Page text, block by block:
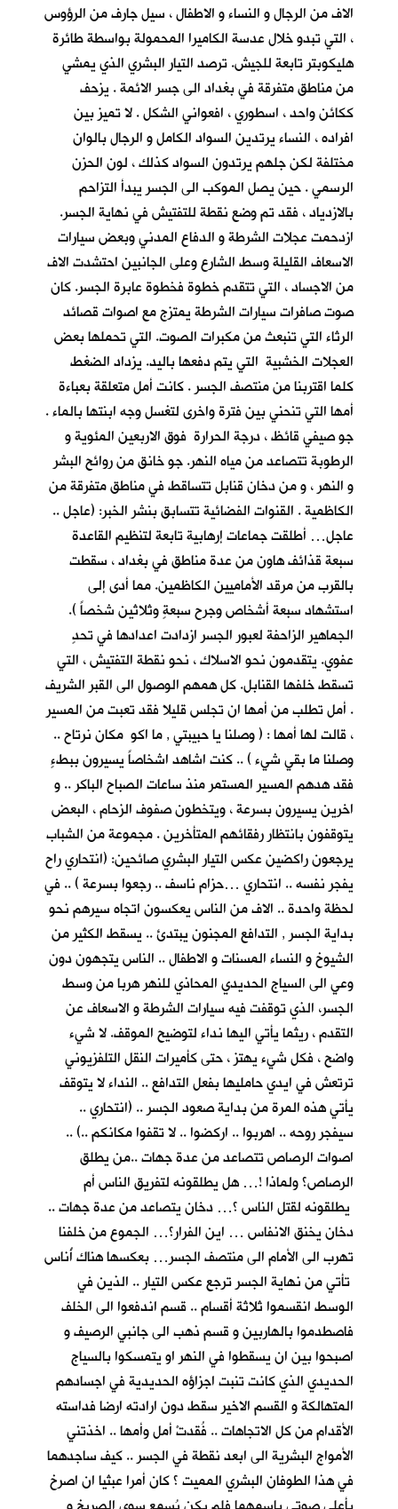
الاف من الرجال و النساء و الاطفال ، سيل جارف من الرؤوس
، التي تبدو خلال عدسة الكاميرا المحمولة بواسطة طائرة
هليكوبتر تابعة للجيش. ترصد التيار البشري الذي يمشي
من مناطق متفرقة في بغداد الى جسر الائمة . يزحف
ككائن واحد ، اسطوري ، افعواني الشكل . لا تميز بين
افراده ، النساء يرتدين السواد الكامل و الرجال بالوان
مختلفة لكن جلهم يرتدون السواد كذلك ، لون الحزن
الرسمي . حين يصل الموكب الى الجسر يبدأ التزاحم
بالازدياد ، فقد تم وضع نقطة للتفتيش في نهاية الجسر.
ازدحمت عجلات الشرطة و الدفاع المدني وبعض سيارات
الاسعاف القليلة وسط الشارع وعلى الجانبين احتشدت الاف
من الاجساد ، التي تتقدم خطوة فخطوة عابرة الجسر. كان
صوت صافرات سيارات الشرطة يمتزج مع اصوات قصائد
الرثاء التي تنبعث من مكبرات الصوت. التي تحملها بعض
العجلات الخشبية التي يتم دفعها باليد. يزداد الضغط
كلما اقتربنا من منتصف الجسر . كانت أمل متعلقة بعباءة
أمها التي تنحني بين فترة واخرى لتغسل وجه ابنتها بالماء .
جو صيفي قائظ ، درجة الحرارة فوق الاربعين المئوية و
الرطوبة تتصاعد من مياه النهر. جو خانق من روائح البشر
و النهر ، و من دخان قنابل تتساقط في مناطق متفرقة من
الكاظمية . القنوات الفضائية تتسابق بنشر الخبر: (عاجل ..
عاجل… أطلقت جماعات إرهابية تابعة لتنظيم القاعدة
سبعة قذائف هاون من عدة مناطق في بغداد ، سقطت
بالقرب من مرقد الأماميين الكاظمين. مما أدى إلى
استشهاد سبعة أشخاص وجرح سبعةٍ وثلاثين شخصاً ).
الجماهير الزاحفة لعبور الجسر ازدادت اعدادها في تحدٍ
عفوي. يتقدمون نحو الاسلاك ، نحو نقطة التفتيش ، التي
تسقط خلفها القنابل. كل همهم الوصول الى القبر الشريف
. أمل تطلب من أمها ان تجلس قليلا فقد تعبت من المسير
، قالت لها أمها : ( وصلنا يا حبيبتي , ما اكو مكان نرتاح ..
وصلنا ما بقي شيء ) .. كنت اشاهد اشخاصاً يسيرون ببطءٍ
فقد هدهم المسير المستمر منذ ساعات الصباح الباكر .. و
اخرين يسيرون بسرعة ، ويتخطون صفوف الزحام ، البعض
يتوقفون بانتظار رفقائهم المتأخرين . مجموعة من الشباب
يرجعون راكضين عكس التيار البشري صائحين: (انتحاري راح
يفجر نفسه .. انتحاري …حزام ناسف .. رجعوا بسرعة ) .. في
لحظة واحدة .. الاف من الناس يعكسون اتجاه سيرهم نحو
بداية الجسر , التدافع المجنون يبتدئ .. يسقط الكثير من
الشيوخ و النساء المسنات و الاطفال .. الناس يتجهون دون
وعي الى السياج الحديدي المحاذي للنهر هربا من وسط
الجسر، الذي توقفت فيه سيارات الشرطة و الاسعاف عن
التقدم ، ريثما يأتي اليها نداء لتوضيح الموقف. لا شيء
واضح ، فكل شيء يهتز ، حتى كأميرات النقل التلفزيوني
ترتعش في ايدي حامليها بفعل التدافع .. النداء لا يتوقف
يأتي هذه المرة من بداية صعود الجسر .. (انتحاري ..
سيفجر روحه .. اهربوا .. اركضوا .. لا تقفوا مكانكم ..) ..
اصوات الرصاص تتصاعد من عدة جهات ..من يطلق
الرصاص؟ ولماذا !… هل يطلقونه لتفريق الناس أم
يطلقونه لقتل الناس ؟… دخان يتصاعد من عدة جهات ..
دخان يخنق الانفاس … اين الفرار؟… الجموع من خلفنا
تهرب الى الأمام الى منتصف الجسر… بعكسها هناك أُناس
تأتي من نهاية الجسر ترجع عكس التيار .. الذين في
الوسط انقسموا ثلاثة أقسام .. قسم اندفعوا الى الخلف
فاصطدموا بالهاربين و قسم ذهب الى جانبي الرصيف و
اصبحوا بين ان يسقطوا في النهر او يتمسكوا بالسياج
الحديدي الذي كانت تنبت اجزاؤه الحديدية في اجسادهم
المتهالكة و القسم الاخير سقط دون ارادته ارضا فداسته
الأقدام من كل الاتجاهات .. فُقدتْ أمل وأمها .. اخذتني
الأمواج البشرية الى ابعد نقطة في الجسر .. كيف ساجدهما
في هذا الطوفان البشري المميت ؟ كان أمرا عبثيا ان اصرخ